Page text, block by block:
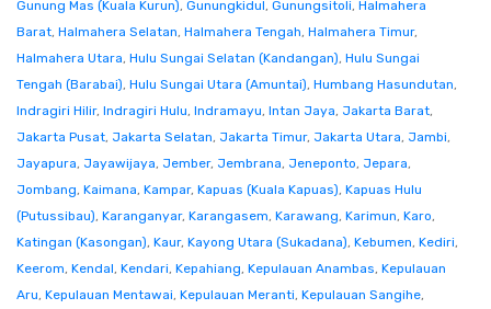
Gunung Mas (Kuala Kurun), Gunungkidul, Gunungsitoli, Halmahera
Barat, Halmahera Selatan, Halmahera Tengah, Halmahera Timur,
Halmahera Utara, Hulu Sungai Selatan (Kandangan), Hulu Sungai
Tengah (Barabai), Hulu Sungai Utara (Amuntai), Humbang Hasundutan,
Indragiri Hilir, Indragiri Hulu, Indramayu, Intan Jaya, Jakarta Barat,
Jakarta Pusat, Jakarta Selatan, Jakarta Timur, Jakarta Utara, Jambi,
Jayapura, Jayawijaya, Jember, Jembrana, Jeneponto, Jepara,
Jombang, Kaimana, Kampar, Kapuas (Kuala Kapuas), Kapuas Hulu
(Putussibau), Karanganyar, Karangasem, Karawang, Karimun, Karo,
Katingan (Kasongan), Kaur, Kayong Utara (Sukadana), Kebumen, Kediri,
Keerom, Kendal, Kendari, Kepahiang, Kepulauan Anambas, Kepulauan
Aru, Kepulauan Mentawai, Kepulauan Meranti, Kepulauan Sangihe,